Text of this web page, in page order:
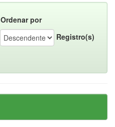
Ordenar por
Registro(s)